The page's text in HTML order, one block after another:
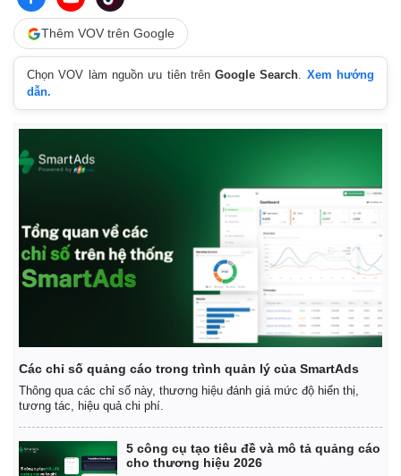
Thế giới
Quan sát
Cuộc sống đó đây
Hồ sơ
Multimedia
Video
Ảnh
Infographic
Thêm VOV trên Google
Chọn VOV làm nguồn ưu tiên trênGoogle Search. Xem hướng
dẫn.
Các chỉ số quảng cáo trong trình quản lý của SmartAds
Thông qua các chỉ số này, thương hiệu đánh giá mức độ hiển thị,
tương tác, hiệu quả chi phí.
5 công cụ tạo tiêu đề và mô tả quảng cáo
cho thương hiệu 2026